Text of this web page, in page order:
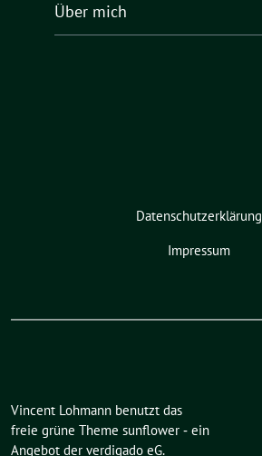
Über mich
Datenschutzerklärung
Impressum
Vincent Lohmann benutzt das
freie grüne Theme sunflower ‐ ein
Angebot der verdigado eG.